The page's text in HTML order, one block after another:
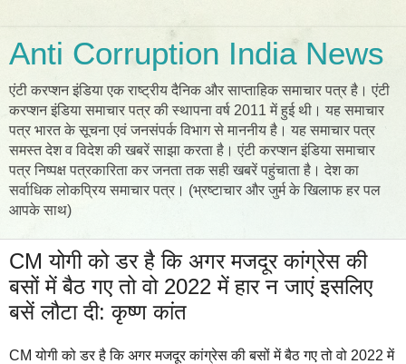
Anti Corruption India News
एंटी करप्शन इंडिया एक राष्ट्रीय दैनिक और साप्ताहिक समाचार पत्र है। एंटी
करप्शन इंडिया समाचार पत्र की स्थापना वर्ष 2011 में हुई थी। यह समाचार
पत्र भारत के सूचना एवं जनसंपर्क विभाग से माननीय है। यह समाचार पत्र
समस्त देश व विदेश की खबरें साझा करता है। एंटी करप्शन इंडिया समाचार
पत्र निष्पक्ष पत्रकारिता कर जनता तक सही खबरें पहुंचाता है। देश का
सर्वाधिक लोकप्रिय समाचार पत्र। (भ्रष्टाचार और जुर्म के खिलाफ हर पल
आपके साथ)
CM योगी को डर है कि अगर मजदूर कांग्रेस की
बसों में बैठ गए तो वो 2022 में हार न जाएं इसलिए
बसें लौटा दी: कृष्ण कांत
CM योगी को डर है कि अगर मजदूर कांग्रेस की बसों में बैठ गए तो वो 2022 में